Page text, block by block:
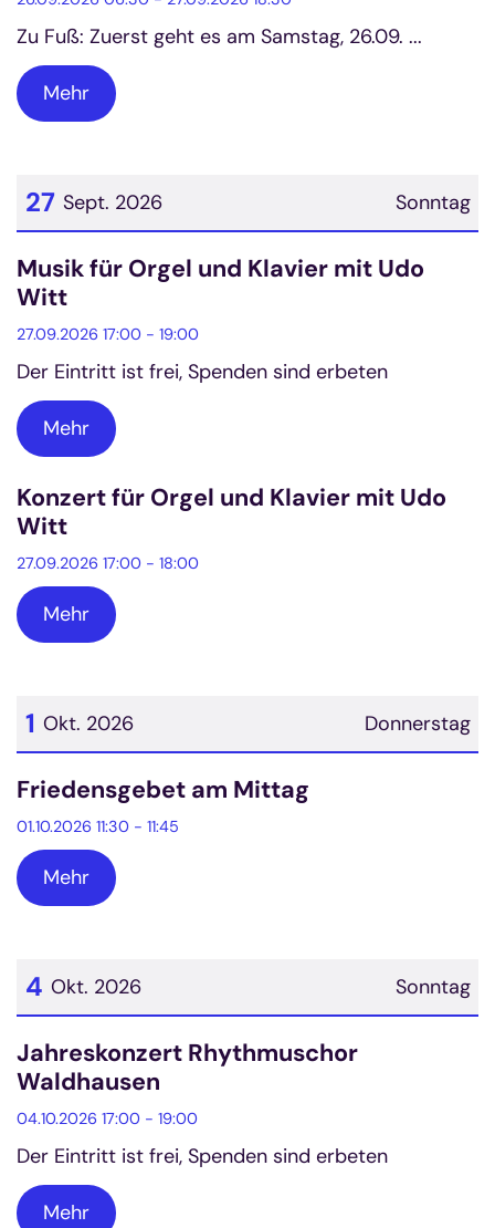
Zu Fuß: Zuerst geht es am Samstag, 26.09. ...
Mehr
Sonntag
27 Sept. 2026
Datum: 27. September 2026
Musik für Orgel und Klavier mit Udo
Witt
27.09.2026 17:00 - 19:00
Der Eintritt ist frei, Spenden sind erbeten
Mehr
Konzert für Orgel und Klavier mit Udo
Witt
27.09.2026 17:00 - 18:00
Mehr
Donnerstag
1 Okt. 2026
Datum: 1. Oktober 2026
Friedensgebet am Mittag
01.10.2026 11:30 - 11:45
Mehr
Sonntag
4 Okt. 2026
Datum: 4. Oktober 2026
Jahreskonzert Rhythmuschor
Waldhausen
04.10.2026 17:00 - 19:00
Der Eintritt ist frei, Spenden sind erbeten
Mehr